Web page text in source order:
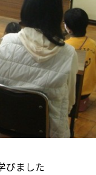
びました